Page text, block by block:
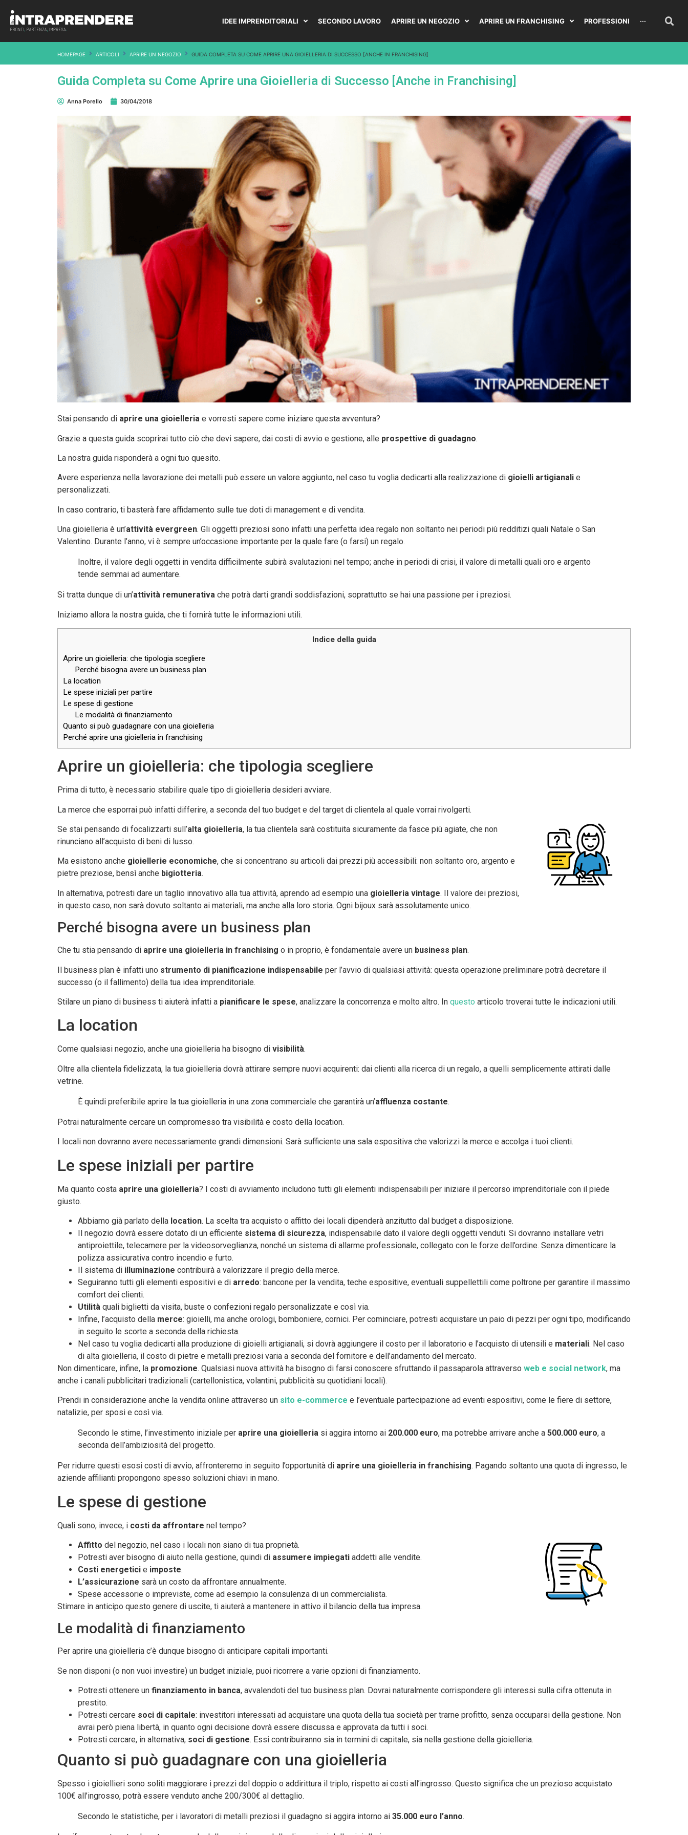
IDEE IMPRENDITORIALI SECONDO LAVORO APRIRE UN NEGOZIO APRIRE UN FRANCHISING PROFESSIONI ···
HOMEPAGE ARTICOLI APRIRE UN NEGOZIO GUIDA COMPLETA SU COME APRIRE UNA GIOIELLERIA DI SUCCESSO [ANCHE IN FRANCHISING]
Guida Completa su Come Aprire una Gioielleria di Successo [Anche in Franchising]
Anna Porello 30/04/2018
Stai pensando di aprire una gioielleria e vorresti sapere come iniziare questa avventura?
Grazie a questa guida scoprirai tutto ciò che devi sapere, dai costi di avvio e gestione, alle prospettive di guadagno.
La nostra guida risponderà a ogni tuo quesito.
Avere esperienza nella lavorazione dei metalli può essere un valore aggiunto, nel caso tu voglia dedicarti alla realizzazione di gioielli artigianali e
personalizzati.
In caso contrario, ti basterà fare affidamento sulle tue doti di management e di vendita.
Una gioielleria è un’attività evergreen. Gli oggetti preziosi sono infatti una perfetta idea regalo non soltanto nei periodi più redditizi quali Natale o San
Valentino. Durante l’anno, vi è sempre un’occasione importante per la quale fare (o farsi) un regalo.
Inoltre, il valore degli oggetti in vendita difficilmente subirà svalutazioni nel tempo; anche in periodi di crisi, il valore di metalli quali oro e argento
tende semmai ad aumentare.
Si tratta dunque di un’attività remunerativa che potrà darti grandi soddisfazioni, soprattutto se hai una passione per i preziosi.
Iniziamo allora la nostra guida, che ti fornirà tutte le informazioni utili.
Indice della guida
Aprire un gioielleria: che tipologia scegliere
Perché bisogna avere un business plan
La location
Le spese iniziali per partire
Le spese di gestione
Le modalità di finanziamento
Quanto si può guadagnare con una gioielleria
Perché aprire una gioielleria in franchising
Aprire un gioielleria: che tipologia scegliere
Prima di tutto, è necessario stabilire quale tipo di gioielleria desideri avviare.
La merce che esporrai può infatti differire, a seconda del tuo budget e del target di clientela al quale vorrai rivolgerti.
Se stai pensando di focalizzarti sull’alta gioielleria, la tua clientela sarà costituita sicuramente da fasce più agiate, che non
rinunciano all’acquisto di beni di lusso.
Ma esistono anche gioiellerie economiche, che si concentrano su articoli dai prezzi più accessibili: non soltanto oro, argento e
pietre preziose, bensì anche bigiotteria.
In alternativa, potresti dare un taglio innovativo alla tua attività, aprendo ad esempio una gioielleria vintage. Il valore dei preziosi,
in questo caso, non sarà dovuto soltanto ai materiali, ma anche alla loro storia. Ogni bijoux sarà assolutamente unico.
Perché bisogna avere un business plan
Che tu stia pensando di aprire una gioielleria in franchising o in proprio, è fondamentale avere un business plan.
Il business plan è infatti uno strumento di pianificazione indispensabile per l’avvio di qualsiasi attività: questa operazione preliminare potrà decretare il
successo (o il fallimento) della tua idea imprenditoriale.
Stilare un piano di business ti aiuterà infatti a pianificare le spese, analizzare la concorrenza e molto altro. In questo articolo troverai tutte le indicazioni utili.
La location
Come qualsiasi negozio, anche una gioielleria ha bisogno di visibilità.
Oltre alla clientela fidelizzata, la tua gioielleria dovrà attirare sempre nuovi acquirenti: dai clienti alla ricerca di un regalo, a quelli semplicemente attirati dalle
vetrine.
È quindi preferibile aprire la tua gioielleria in una zona commerciale che garantirà un’affluenza costante.
Potrai naturalmente cercare un compromesso tra visibilità e costo della location.
I locali non dovranno avere necessariamente grandi dimensioni. Sarà sufficiente una sala espositiva che valorizzi la merce e accolga i tuoi clienti.
Le spese iniziali per partire
Ma quanto costa aprire una gioielleria? I costi di avviamento includono tutti gli elementi indispensabili per iniziare il percorso imprenditoriale con il piede
giusto.
Abbiamo già parlato della location. La scelta tra acquisto o affitto dei locali dipenderà anzitutto dal budget a disposizione.
Il negozio dovrà essere dotato di un efficiente sistema di sicurezza, indispensabile dato il valore degli oggetti venduti. Si dovranno installare vetri
antiproiettile, telecamere per la videosorveglianza, nonché un sistema di allarme professionale, collegato con le forze dell’ordine. Senza dimenticare la
polizza assicurativa contro incendio e furto.
Il sistema di illuminazione contribuirà a valorizzare il pregio della merce.
Seguiranno tutti gli elementi espositivi e di arredo: bancone per la vendita, teche espositive, eventuali suppellettili come poltrone per garantire il massimo
comfort dei clienti.
Utilità quali biglietti da visita, buste o confezioni regalo personalizzate e così via.
Infine, l’acquisto della merce: gioielli, ma anche orologi, bomboniere, cornici. Per cominciare, potresti acquistare un paio di pezzi per ogni tipo, modificando
in seguito le scorte a seconda della richiesta.
Nel caso tu voglia dedicarti alla produzione di gioielli artigianali, si dovrà aggiungere il costo per il laboratorio e l’acquisto di utensili e materiali. Nel caso
di alta gioielleria, il costo di pietre e metalli preziosi varia a seconda del fornitore e dell’andamento del mercato.
Non dimenticare, infine, la promozione. Qualsiasi nuova attività ha bisogno di farsi conoscere sfruttando il passaparola attraverso web e social network, ma
anche i canali pubblicitari tradizionali (cartellonistica, volantini, pubblicità su quotidiani locali).
Prendi in considerazione anche la vendita online attraverso un sito e-commerce e l’eventuale partecipazione ad eventi espositivi, come le fiere di settore,
natalizie, per sposi e così via.
Secondo le stime, l’investimento iniziale per aprire una gioielleria si aggira intorno ai 200.000 euro, ma potrebbe arrivare anche a 500.000 euro, a
seconda dell’ambiziosità del progetto.
Per ridurre questi esosi costi di avvio, affronteremo in seguito l’opportunità di aprire una gioielleria in franchising. Pagando soltanto una quota di ingresso, le
aziende affilianti propongono spesso soluzioni chiavi in mano.
Le spese di gestione
Quali sono, invece, i costi da affrontare nel tempo?
Affitto del negozio, nel caso i locali non siano di tua proprietà.
Potresti aver bisogno di aiuto nella gestione, quindi di assumere impiegati addetti alle vendite.
Costi energetici e imposte.
L’assicurazione sarà un costo da affrontare annualmente.
Spese accessorie o impreviste, come ad esempio la consulenza di un commercialista.
Stimare in anticipo questo genere di uscite, ti aiuterà a mantenere in attivo il bilancio della tua impresa.
Le modalità di finanziamento
Per aprire una gioielleria c’è dunque bisogno di anticipare capitali importanti.
Se non disponi (o non vuoi investire) un budget iniziale, puoi ricorrere a varie opzioni di finanziamento.
Potresti ottenere un finanziamento in banca, avvalendoti del tuo business plan. Dovrai naturalmente corrispondere gli interessi sulla cifra ottenuta in
prestito.
Potresti cercare soci di capitale: investitori interessati ad acquistare una quota della tua società per trarne profitto, senza occuparsi della gestione. Non
avrai però piena libertà, in quanto ogni decisione dovrà essere discussa e approvata da tutti i soci.
Potresti cercare, in alternativa, soci di gestione. Essi contribuiranno sia in termini di capitale, sia nella gestione della gioielleria.
Quanto si può guadagnare con una gioielleria
Spesso i gioiellieri sono soliti maggiorare i prezzi del doppio o addirittura il triplo, rispetto ai costi all’ingrosso. Questo significa che un prezioso acquistato
100€ all’ingrosso, potrà essere venduto anche 200/300€ al dettaglio.
Secondo le statistiche, per i lavoratori di metalli preziosi il guadagno si aggira intorno ai 35.000 euro l’anno.